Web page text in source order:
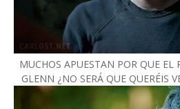
MUCHOS APUESTAN POR QUE EL
GLENN ¿NO SERÁ QUE QUERÉIS